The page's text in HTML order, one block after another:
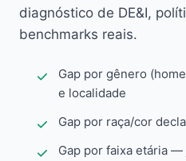
diagnóstico de DE&I,
benchmarks reais.
Gap por gênero
e localidade
Gap por raça/cor
Gap por faixa etária